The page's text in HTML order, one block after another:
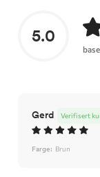
5.0
Gerd Verifisert
Farge: Brun